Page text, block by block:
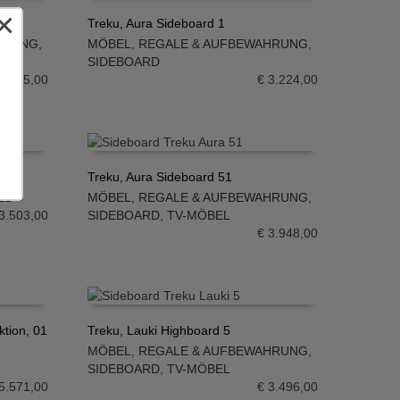
2.665,00
IN DEN WARENKORB
Treku, Aura Sideboard 1
MÖBEL
REGALE & AUFBEWAHRUNG
SIDEBOARD
€ 3.224,00
IN DEN WARENKORB
Treku, Aura Sideboard 51
MÖBEL
REGALE & AUFBEWAHRUNG
SIDEBOARD ,TV-MÖBEL
€ 3.948,00
01
IN DEN WARENKORB
Treku, Lauki Highboard 5
MÖBEL
REGALE & AUFBEWAHRUNG
SIDEBOARD ,TV-MÖBEL
€ 3.496,00